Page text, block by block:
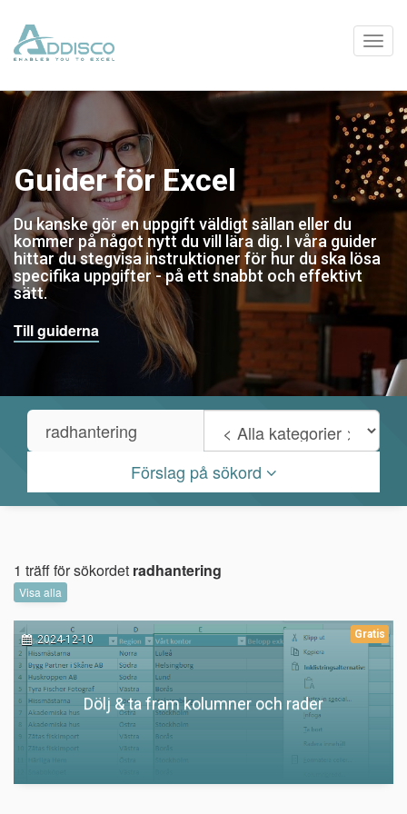
Guider för Excel
Du kanske gör en uppgift väldigt sällan eller du
kommer på något nytt du vill lära dig. I våra guider
hittar du stegvisa instruktioner för hur du ska lösa
specifika uppgifter - på ett snabbt och effektivt
sätt.
Till guiderna
Förslag på sökord
1 träff för sökordet radhantering
Visa alla
Gratis
2024-12-10
Dölj & ta fram kolumner och rader